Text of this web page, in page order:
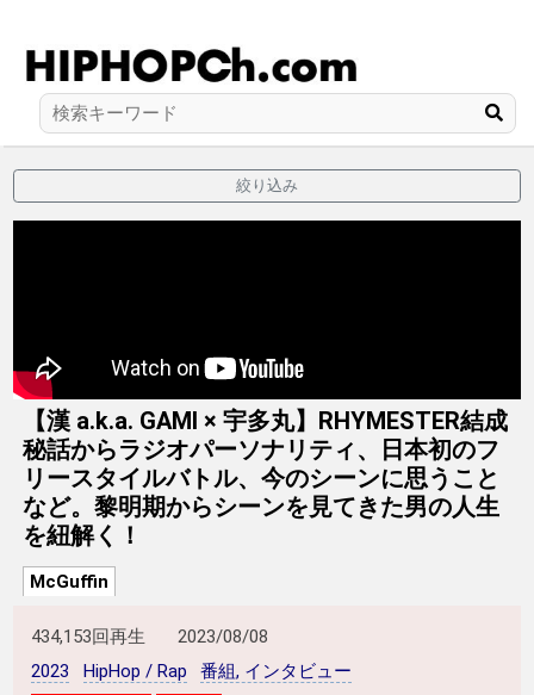
絞り込み
【漢 a.k.a. GAMI × 宇多丸】RHYMESTER結成
秘話からラジオパーソナリティ、日本初のフ
リースタイルバトル、今のシーンに思うこと
など。黎明期からシーンを見てきた男の人生
を紐解く！
McGuffin
434,153回再生
2023/08/08
2023
HipHop / Rap
番組, インタビュー